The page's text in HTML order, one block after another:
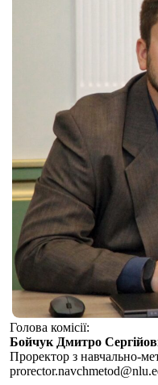
Голова комісії:
Бойчук Дмитро
Проректор з навчально-